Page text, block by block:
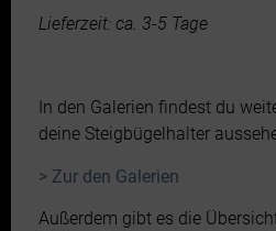
Lieferzeit: ca. 3-5 Tage
In den Galerien findest du
deine Steigbügelhalter
> Zur den Galerien
Außerdem gibt es die